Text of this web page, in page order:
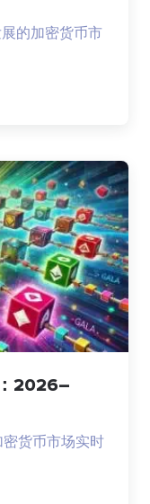
的加密货币市
2026–
货币市场实时